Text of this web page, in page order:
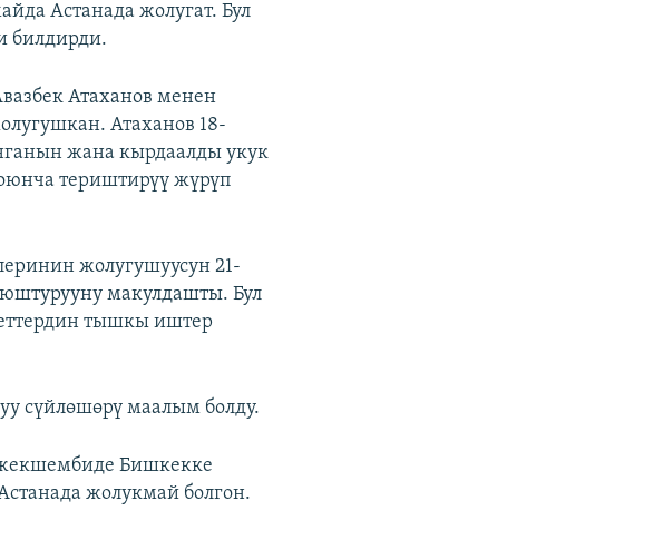
Астанада жолугат. Бул
билдирди.
Атаханов менен
Атаханов 18-
жана кырдаалды укук
териштирүү жүрүп
жолугушуусун 21-
макулдашты. Бул
тышкы иштер
сүйлөшөрү маалым болду.
Бишкекке
жолукмай болгон.